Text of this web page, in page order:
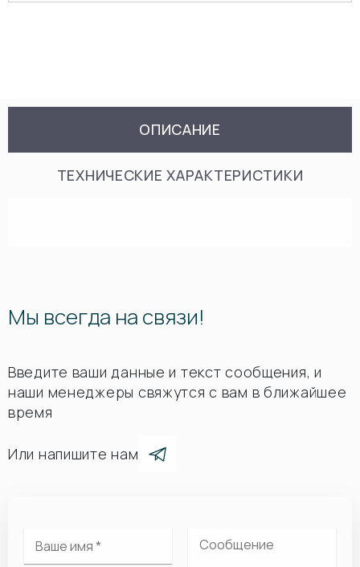
ОПИСАНИЕ
ТЕХНИЧЕСКИЕ ХАРАКТЕРИСТИКИ
Мы всегда на связи!
Введите ваши данные и текст сообщения, и
наши менеджеры свяжутся с вам в ближайшее
время
Или напишите нам